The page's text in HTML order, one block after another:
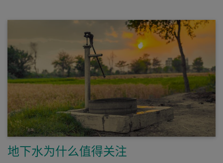
地下水为什么值得关注